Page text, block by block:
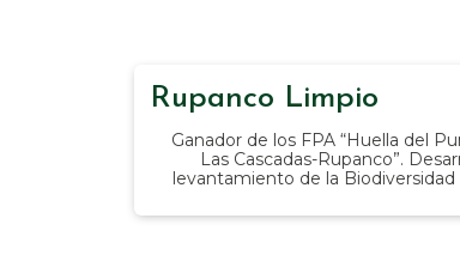
Rupanco Limpio
Ganador de los FPA “Huella del
Las Cascadas-Rupanco”.
levantamiento de la